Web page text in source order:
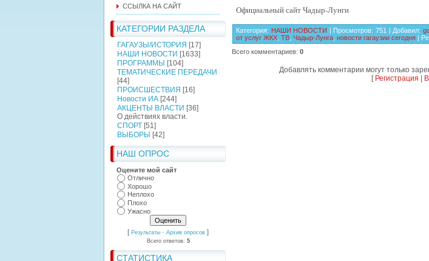
ССЫЛКА НА САЙТ
КАТЕГОРИИ РАЗДЕЛА
ГАГАУЗЫ/ИСТОРИЯ [17]
НАШИ НОВОСТИ [1633]
ПРОГРАММЫ [104]
ТЕМАТИЧЕСКИЕ ПЕРЕДАЧИ
[44]
ПРОИСШЕСТВИЯ [16]
Новости ИА [244]
АКЦЕНТЫ ВЛАСТИ [36]
О действиях власти.
СПОРТ [51]
ВЫБОРЫ [42]
НАШ ОПРОС
Оцените мой сайт
Отлично
Хорошо
Неплохо
Плохо
Ужасно
[ Результаты · Архив опросов ]
Всего ответов: 5
СТАТИСТИКА
Официальный сайт Чадыр-Лунги
Категория: НАШИ НОВОСТИ | Просмотров: 751 | Добавил:
от услуг ЖКХ ТВ Чадыр-Лунга новости гагаузии сегодня |
Всего комментариев: 0
Добавлять комментарии могут только
[ Регистрация